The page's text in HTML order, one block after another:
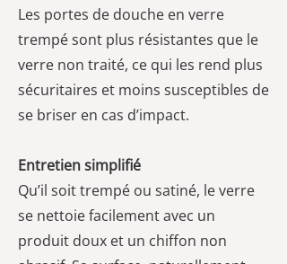
Les portes de douche en verre
trempé sont plus résistantes que le
verre non traité, ce qui les rend plus
sécuritaires et moins susceptibles de
se briser en cas d’impact.
Entretien simplifié
Qu’il soit trempé ou satiné, le verre
se nettoie facilement avec un
produit doux et un chiffon non